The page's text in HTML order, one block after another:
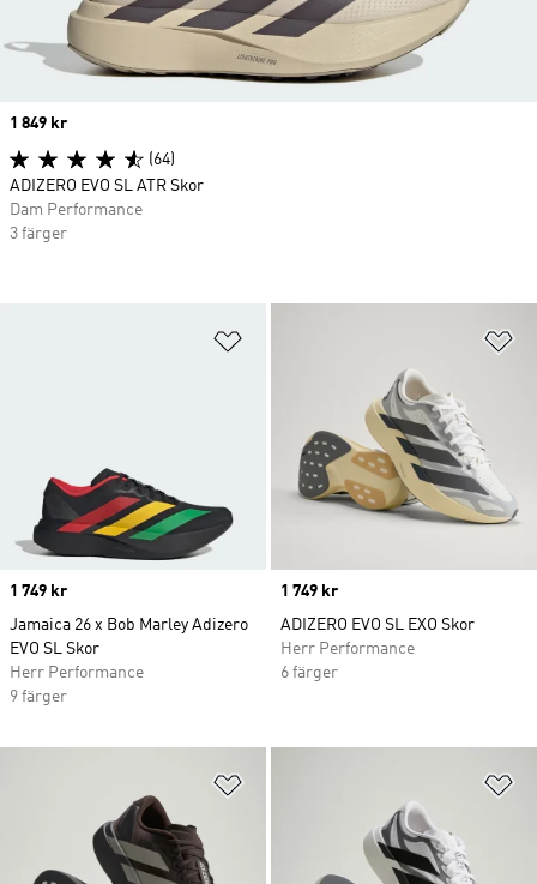
Price
1 749 kr
Jamaica 26 x Bob Marley Adizero
EVO SL Skor
Herr Performance
9 färger
Price
1 749 kr
ADIZERO EVO SL EXO Skor
Herr Performance
6 färger
Price
1 849 kr
(64)
ADIZERO EVO SL ATR Skor
Dam Performance
3 färger